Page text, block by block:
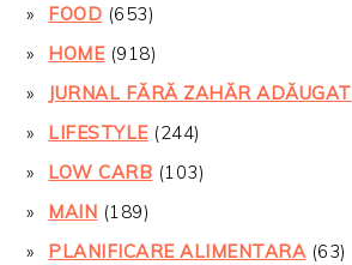
FOOD (653)
HOME(918)
JURNAL FĂRĂ ZAHĂR ADĂUGAT
LIFESTYLE(244)
LOW CARB (103)
MAIN (189)
PLANIFICARE ALIMENTARA(63)